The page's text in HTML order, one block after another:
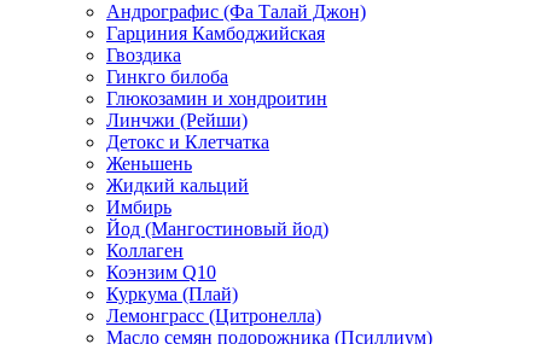
Андрографис (Фа Талай Джон)
Гарциния Камбоджийская
Гвоздика
Гинкго билоба
Глюкозамин и хондроитин
Линчжи (Рейши)
Детокс и Клетчатка
Женьшень
Жидкий кальций
Имбирь
Йод (Мангостиновый йод)
Коллаген
Коэнзим Q10
Куркума (Плай)
Лемонграсс (Цитронелла)
Масло семян подорожника (Псиллиум)